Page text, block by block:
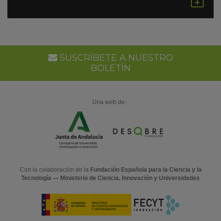
en
SUSCRÍBETE A NUESTRO
BOLETÍN
Una web de:
Con la colaboración de la Fundación Española para la Ciencia y la
Tecnología — Ministerio de Ciencia, Innovación y Universidades